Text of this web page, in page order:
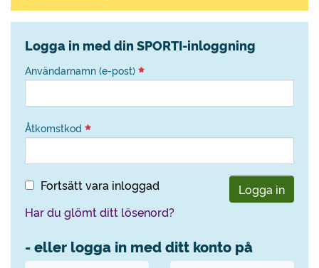
Logga in med din SPORTI-inloggning
Användarnamn (e-post)
Åtkomstkod
Fortsätt vara inloggad
Logga in
Har du glömt ditt lösenord?
- eller logga in med ditt konto på